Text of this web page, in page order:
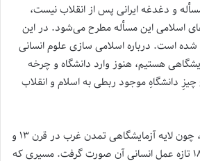
و دغدغه ایرانی پس از انقلاب نیست،
اسلامی این مسأله مطرح می‌شود. در این
است. درباره اسلامی سازی علوم انسانی
هستیم، هنوز وارد دانشگاه و چرخه
دانشگاهِ موجود ربطی به اسلام و انقلاب
مسیر را نیز کُند نیامده‌ایم، چون لایه آزمایشگاهی تمدن غرب در قرن ۱۳ و
۱۴ شکل گرفت و در قرن ۱۸ تازه عمل انسانی آن صورت گرفت. مسیری که